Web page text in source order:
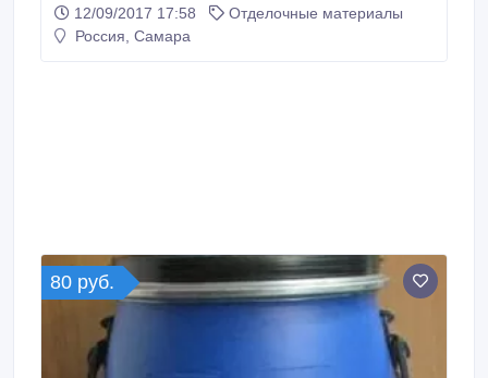
составы прекрасно подходят как для
профессионального, так и бытового использования.
12/09/2017 17:58
Отделочные материалы
Россия, Самара
80 руб.